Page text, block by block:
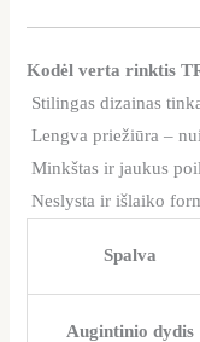
Kodėl verta rinktis
Stilingas dizainas
Lengva priežiūra –
Minkštas ir jaukus
Neslysta ir išlaiko
Spalva
Augintinio dydis